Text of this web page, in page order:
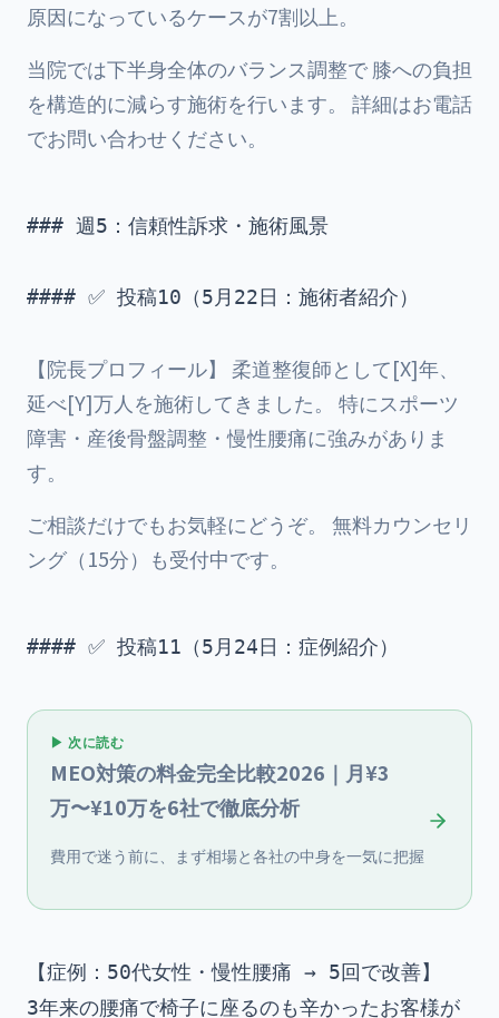
原因になっているケースが7割以上。
当院では下半身全体のバランス調整で 膝への負担
を構造的に減らす施術を行います。 詳細はお電話
でお問い合わせください。
### 週5：信頼性訴求・施術風景
#### ✅ 投稿10（5月22日：施術者紹介）
【院長プロフィール】 柔道整復師として[X]年、
延べ[Y]万人を施術してきました。 特にスポーツ
障害・産後骨盤調整・慢性腰痛に強みがありま
す。
ご相談だけでもお気軽にどうぞ。 無料カウンセリ
ング（15分）も受付中です。
▶ 次に読む
MEO対策の料金完全比較2026｜月¥3
万〜¥10万を6社で徹底分析
費用で迷う前に、まず相場と各社の中身を一気に把握
【症例：50代女性・慢性腰痛 → 5回で改善】
3年来の腰痛で椅子に座るのも辛かったお客様が